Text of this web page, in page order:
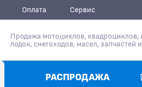
Оплата Сервис
Продажа мотоциклов, квадроциклов,
лодок, снегоходов, масел, запчастей
РАСПРОДАЖА